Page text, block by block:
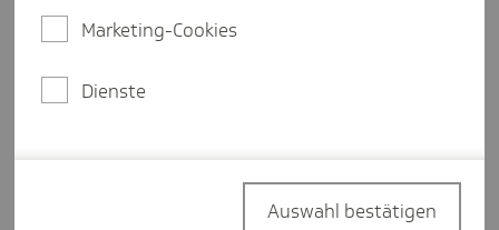
die digitale Transformation: Die
Gesundheitspolitik sind groß.
Marketing-Cookies
Dienste
Auswahl bestätigen